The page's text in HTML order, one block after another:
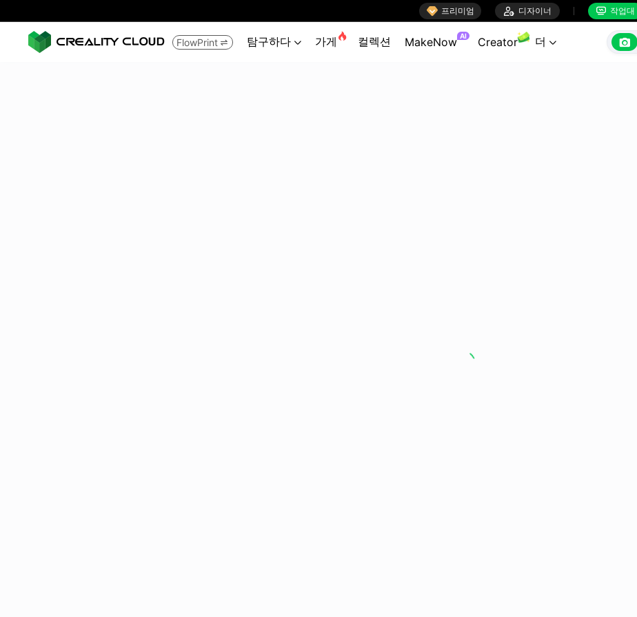
 프리미엄  디자이너  작업대
FlowPrint  탐구하다  가게  컬렉션 MakeNow AI Creator 더  